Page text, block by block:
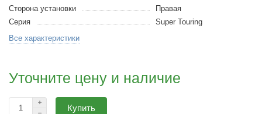
Сторона установки
Правая
Серия
Super Touring
Все характеристики
Уточните цену и наличие
Купить